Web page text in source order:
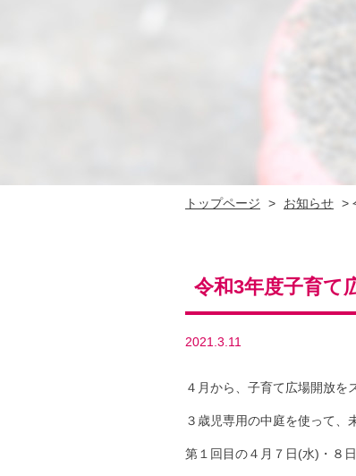
トップページ > お知らせ >
令和3年度子育て
2021.3.11
４月から、子育て広場開放を
３歳児専用の中庭を使って、
第１回目の４月７日(水)・８